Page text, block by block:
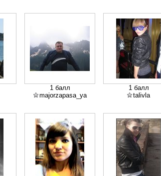
1 балл
majorzapasa_ya
1 балл
talivla